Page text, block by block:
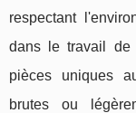
respectant
dans le travail de
pièces uniques
brutes ou